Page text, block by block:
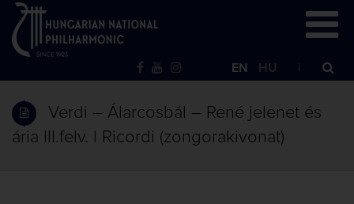
EN HU
Verdi – Álarcosbál – René jelenet és
ária III.felv. | Ricordi (zongorakivonat)